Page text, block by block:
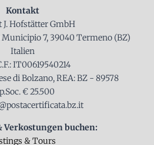
Kontakt
J. Hofstätter GmbH
7, 39040 Termeno (BZ)
Italien
IT00619540214
di Bolzano, REA: BZ - 89578
€ 25.500
Verkostungen buchen:
& Tours